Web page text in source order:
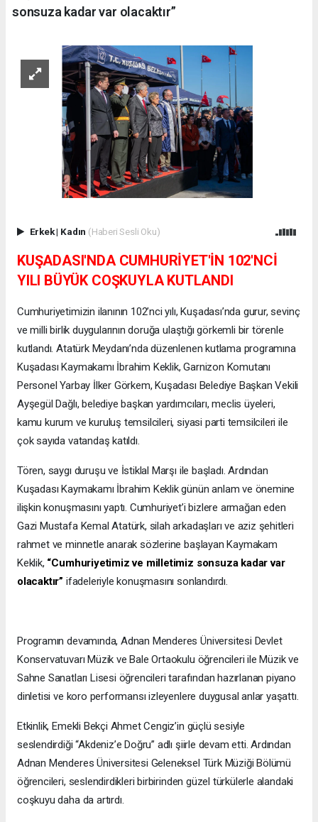
sonsuza kadar var olacaktır”
Erkek| Kadın (Haberi Sesli Oku)
KUŞADASI'NDA CUMHURİYET'İN 102'NCİ
YILI BÜYÜK COŞKUYLA KUTLANDI
Cumhuriyetimizin ilanının 102’nci yılı, Kuşadası’nda gurur, sevinç
ve milli birlik duygularının doruğa ulaştığı görkemli bir törenle
kutlandı. Atatürk Meydanı’nda düzenlenen kutlama programına
Kuşadası Kaymakamı İbrahim Keklik, Garnizon Komutanı
Personel Yarbay İlker Görkem, Kuşadası Belediye Başkan Vekili
Ayşegül Dağlı, belediye başkan yardımcıları, meclis üyeleri,
kamu kurum ve kuruluş temsilcileri, siyasi parti temsilcileri ile
çok sayıda vatandaş katıldı.
Tören, saygı duruşu ve İstiklal Marşı ile başladı. Ardından
Kuşadası Kaymakamı İbrahim Keklik günün anlam ve önemine
ilişkin konuşmasını yaptı. Cumhuriyet’i bizlere armağan eden
Gazi Mustafa Kemal Atatürk, silah arkadaşları ve aziz şehitleri
rahmet ve minnetle anarak sözlerine başlayan Kaymakam
Keklik, “Cumhuriyetimiz ve milletimiz sonsuza kadar var
olacaktır” ifadeleriyle konuşmasını sonlandırdı.
Programın devamında, Adnan Menderes Üniversitesi Devlet
Konservatuvarı Müzik ve Bale Ortaokulu öğrencileri ile Müzik ve
Sahne Sanatları Lisesi öğrencileri tarafından hazırlanan piyano
dinletisi ve koro performansı izleyenlere duygusal anlar yaşattı.
Etkinlik, Emekli Bekçi Ahmet Cengiz’in güçlü sesiyle
seslendirdiği “Akdeniz’e Doğru” adlı şiirle devam etti. Ardından
Adnan Menderes Üniversitesi Geleneksel Türk Müziği Bölümü
öğrencileri, seslendirdikleri birbirinden güzel türkülerle alandaki
coşkuyu daha da artırdı.